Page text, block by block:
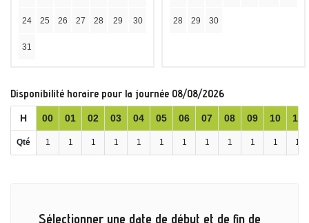
24 25 26 27 28 29 30
31
28 29 30
Disponibilité horaire pour la journée 08/08/2026
H 00 01 02 03 04 05 06 07 08 09 10 11
Qté 1 1 1 1 1 1 1 1 1 1 1 1
Sélectionner une date de début et de fin de